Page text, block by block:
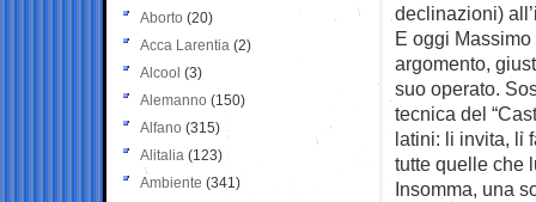
declinazioni)
E oggi
argomento,
suo operato.
tecnica del
latini: li invita, li
tutte quelle che
Insomma, una
Aborto (20)
Acca Larentia (2)
Alcool (3)
Alemanno (150)
Alfano (315)
Alitalia (123)
Ambiente (341)